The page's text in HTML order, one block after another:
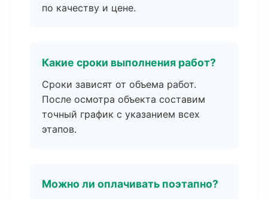
по качеству и цене.
Какие сроки выполнения работ?
Сроки зависят от объема работ.
После осмотра объекта составим
точный график с указанием всех
этапов.
Можно ли оплачивать поэтапно?